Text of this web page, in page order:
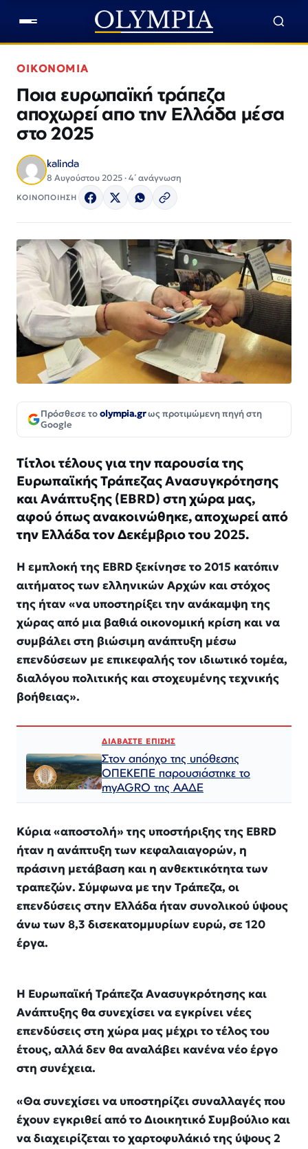
ΟΙΚΟΝΟΜΙΑ
Ποια ευρωπαϊκή τράπεζα
αποχωρεί απο την Ελλάδα μέσα
στο 2025
kalinda
8 Αυγούστου 2025 · 4΄ ανάγνωση
ΚΟΙΝΟΠΟΙΗΣΗ
Πρόσθεσε τοolympia.grως προτιμώμενη πηγή στη
Google
Τίτλοι τέλους για την παρουσία της
Ευρωπαϊκής Τράπεζας Ανασυγκρότησης
και Ανάπτυξης (EBRD) στη χώρα μας,
αφού όπως ανακοινώθηκε, αποχωρεί από
την Ελλάδα τον Δεκέμβριο του 2025.
Η εμπλοκή της EBRD ξεκίνησε το 2015 κατόπιν
αιτήματος των ελληνικών Αρχών και στόχος
της ήταν «να υποστηρίξει την ανάκαμψη της
χώρας από μια βαθιά οικονομική κρίση και να
συμβάλει στη βιώσιμη ανάπτυξη μέσω
επενδύσεων με επικεφαλής τον ιδιωτικό τομέα,
διαλόγου πολιτικής και στοχευμένης τεχνικής
βοήθειας».
ΔΙΑΒΑΣΤΕ ΕΠΙΣΗΣ
Στον απόηχο της υπόθεσης
ΟΠΕΚΕΠΕ παρουσιάστηκε το
myAGRO της ΑΑΔΕ
Κύρια «αποστολή» της υποστήριξης της EBRD
ήταν η ανάπτυξη των κεφαλαιαγορών, η
πράσινη μετάβαση και η ανθεκτικότητα των
τραπεζών. Σύμφωνα με την Τράπεζα, οι
επενδύσεις στην Ελλάδα ήταν συνολικού ύψους
άνω των 8,3 δισεκατομμυρίων ευρώ, σε 120
έργα.
Η Ευρωπαϊκή Τράπεζα Ανασυγκρότησης και
Ανάπτυξης θα συνεχίσει να εγκρίνει νέες
επενδύσεις στη χώρα μας μέχρι το τέλος του
έτους, αλλά δεν θα αναλάβει κανένα νέο έργο
στη συνέχεια.
«Θα συνεχίσει να υποστηρίζει συναλλαγές που
έχουν εγκριθεί από το Διοικητικό Συμβούλιο και
να διαχειρίζεται το χαρτοφυλάκιό της ύψους 2